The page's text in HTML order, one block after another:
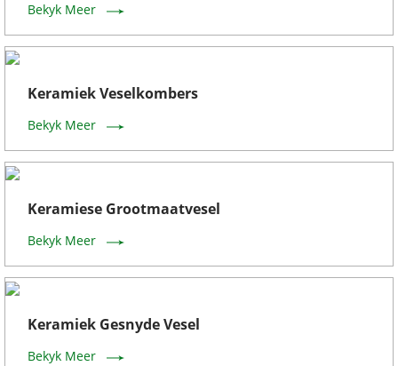
Bekyk Meer
Keramiek Veselkombers
Bekyk Meer
Keramiese Grootmaatvesel
Bekyk Meer
Keramiek Gesnyde Vesel
Bekyk Meer